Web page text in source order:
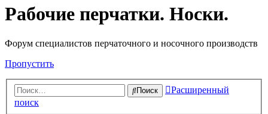
Рабочие перчатки. Носки.
Форум специалистов перчаточного и носочного производств
Пропустить
Поиск
Расширенный
поиск